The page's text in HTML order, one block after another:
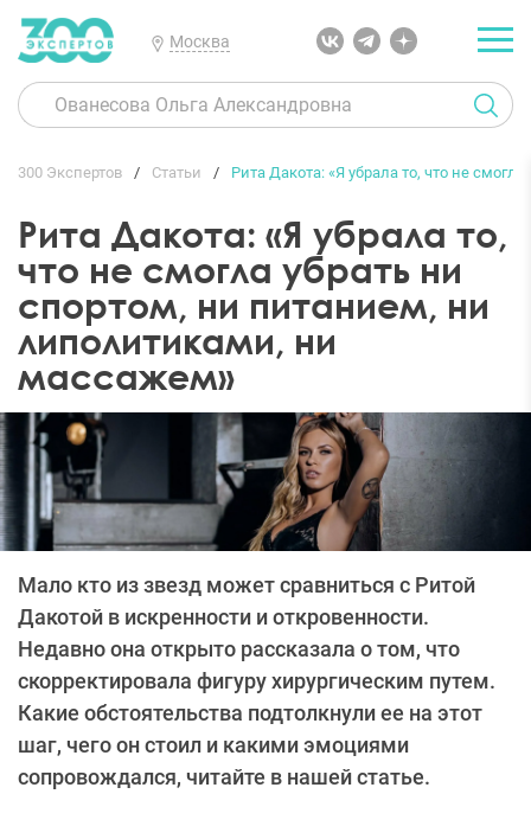
Москва
300 Экспертов Статьи Рита Дакота: «Я убрала то, что не
Рита Дакота: «Я убрала то,
что не смогла убрать ни
спортом, ни питанием, ни
липолитиками, ни
массажем»
Мало кто из звезд может сравниться с Ритой
Дакотой в искренности и откровенности.
Недавно она открыто рассказала о том, что
скорректировала фигуру хирургическим путем.
Какие обстоятельства подтолкнули ее на этот
шаг, чего он стоил и какими эмоциями
сопровождался, читайте в нашей статье.